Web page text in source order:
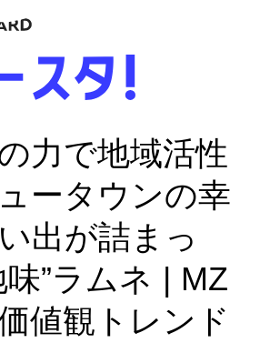
力で地域活性
ータウンの幸
出が詰まっ
味”ラムネ | MZ
値観トレンド